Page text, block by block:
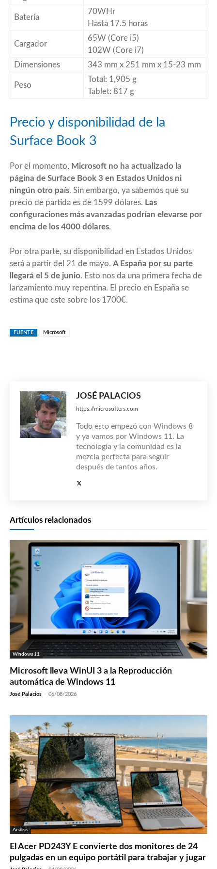
Batería
70WHr
Hasta 17.5 horas
Cargador
65W (Core i5)
102W (Core i7)
Dimensiones
343 mm x 251 mm x 15-23 mm
Peso
Total: 1,905 g
Tablet: 817 g
Precio y disponibilidad de la
Surface Book 3
Por el momento, Microsoft no ha actualizado la
página de Surface Book 3 en Estados Unidos ni
ningún otro país. Sin embargo, ya sabemos que su
precio de partida es de 1599 dólares. Las
configuraciones más avanzadas podrían elevarse por
encima de los 4000 dólares.
Por otra parte, su disponibilidad en Estados Unidos
será a partir del 21 de mayo. A España por su parte
llegará el 5 de junio. Esto nos da una primera fecha de
lanzamiento muy repentina. El precio en España se
estima que este sobre los 1700€.
FUENTE Microsoft
JOSÉ PALACIOS
https://microsofters.com
Todo esto empezó con Windows 8
y ya vamos por Windows 11. La
tecnología y la comunidad es la
mezcla perfecta para seguir
después de tantos años.
Artículos relacionados
Windows 11
Microsoft lleva WinUI 3 a la Reproducción
automática de Windows 11
José Palacios - 06/08/2026
Análisis
El Acer PD243Y E convierte dos monitores de 24
pulgadas en un equipo portátil para trabajar y jugar